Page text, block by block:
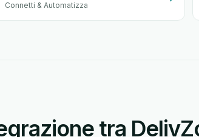
Connetti & Automatizza
tra